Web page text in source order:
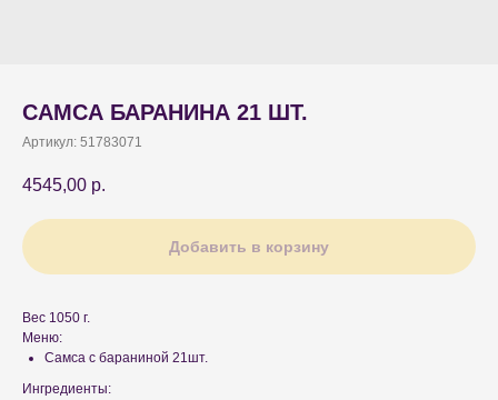
САМСА БАРАНИНА 21 ШТ.
Артикул: 51783071
4545,00 р.
Добавить в корзину
Вес 1050 г.
Меню:
Самса с бараниной 21шт.
Ингредиенты: